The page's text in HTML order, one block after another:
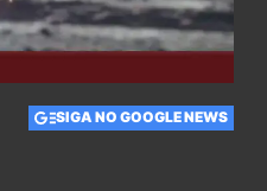
SIGA NO GOOGLE NEWS